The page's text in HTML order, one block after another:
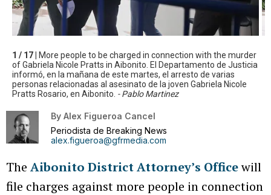
1 / 17 |
More people to be charged in connection with the murder
of Gabriela Nicole Pratts in Aibonito. El Departamento de Justicia
informó, en la mañana de este martes, el arresto de varias
personas relacionadas al asesinato de la joven Gabriela Nicole
Pratts Rosario, en Aibonito. - Pablo Martinez
By Alex Figueroa Cancel
Periodista de Breaking News
alex.figueroa@gfrmedia.com
The Aibonito District Attorney’s Officewill
file charges against more people in connection